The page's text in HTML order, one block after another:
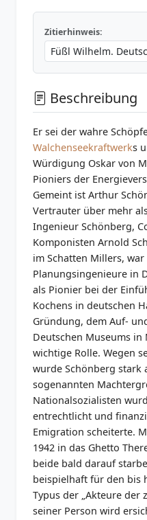
Zitierhinweis:
Beschreibung
Er sei der wahre
Walchenseekraftwerks
Würdigung Oskar von
Pioniers der
Gemeint ist Arthur
Vertrauter über mehr
Ingenieur Schönberg,
Komponisten Arnold
im Schatten Millers,
Planungsingenieure in
als Pionier bei der
Kochens in deutschen
Gründung, dem Auf-
Deutschen Museums
wichtige Rolle. Wegen
wurde Schönberg stark
sogenannten
Nationalsozialisten
entrechtlicht und
Emigration scheiterte.
1942 in das Ghetto
beide bald darauf
beispielhaft für den bis
Typus der „Akteure der
seiner Person wird